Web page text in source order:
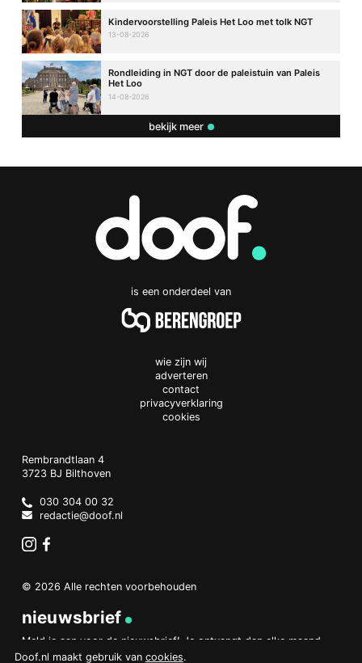
Kindervoorstelling Paleis Het Loo met tolk NGT
13-08-2026
Rondleiding in NGT door de paleistuin van Paleis
Het Loo
14-08-2026
bekijk meer
is een onderdeel van
wie zijn wij
adverteren
contact
privacyverklaring
cookies
Doof.nl
work
Rembrandtlaan 4
3723 BJ Bilthoven
Netherlands
030 304 00 32
redactie@doof.nl
© 2026 Alle rechten voorbehouden
nieuwsbrief
Meld je aan voor de nieuwsbrief! Je ontvangt dan elke maand
een overzicht van het belangrijkste nieuws.
Doof.nl maakt gebruik van cookies.